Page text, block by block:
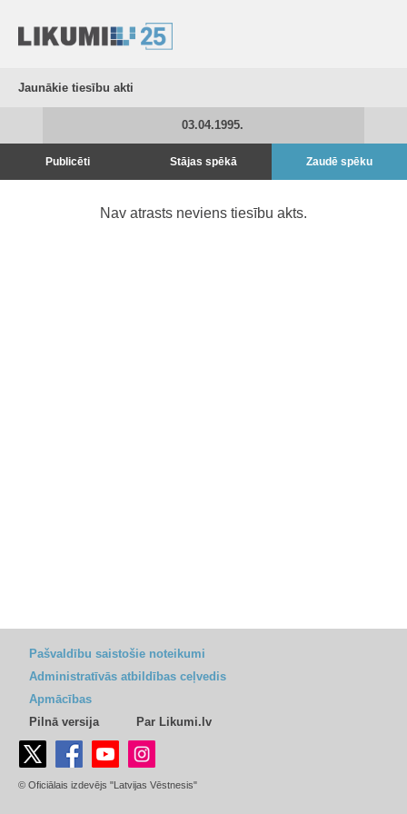
Jaunākie tiesību akti
03.04.1995.
Publicēti Stājas spēkā Zaudē spēku
Nav atrasts neviens tiesību akts.
Pašvaldību saistošie noteikumi
Administratīvās atbildības ceļvedis
Apmācības
Pilnā versija
Par Likumi.lv
© Oficiālais izdevējs "Latvijas Vēstnesis"